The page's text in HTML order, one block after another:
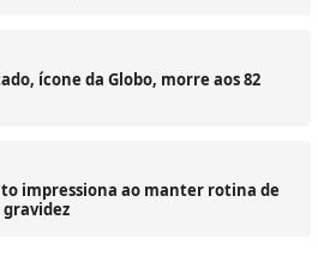
ícone da Globo, morre aos 82
impressiona ao manter rotina de